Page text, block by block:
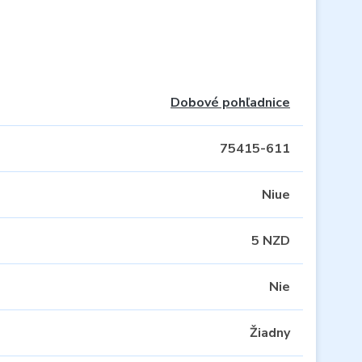
Dobové pohľadnice
75415-611
Niue
5 NZD
Nie
Žiadny